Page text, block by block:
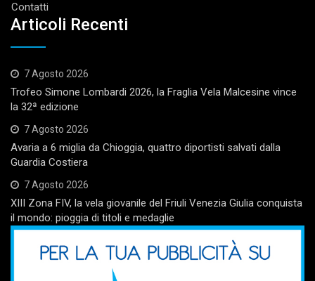
Contatti
Articoli Recenti
7 Agosto 2026
Trofeo Simone Lombardi 2026, la Fraglia Vela Malcesine vince
la 32ª edizione
7 Agosto 2026
Avaria a 6 miglia da Chioggia, quattro diportisti salvati dalla
Guardia Costiera
7 Agosto 2026
XIII Zona FIV, la vela giovanile del Friuli Venezia Giulia conquista
il mondo: pioggia di titoli e medaglie